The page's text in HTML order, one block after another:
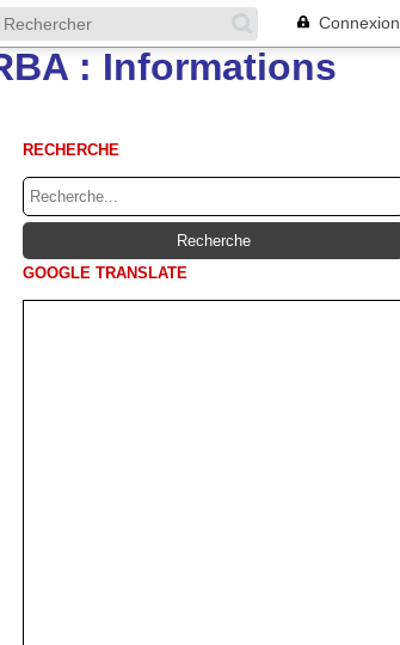
Connexion
RECHERCHE
GOOGLE TRANSLATE